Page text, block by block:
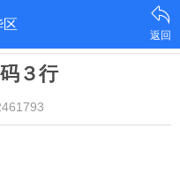
区
返回
３行